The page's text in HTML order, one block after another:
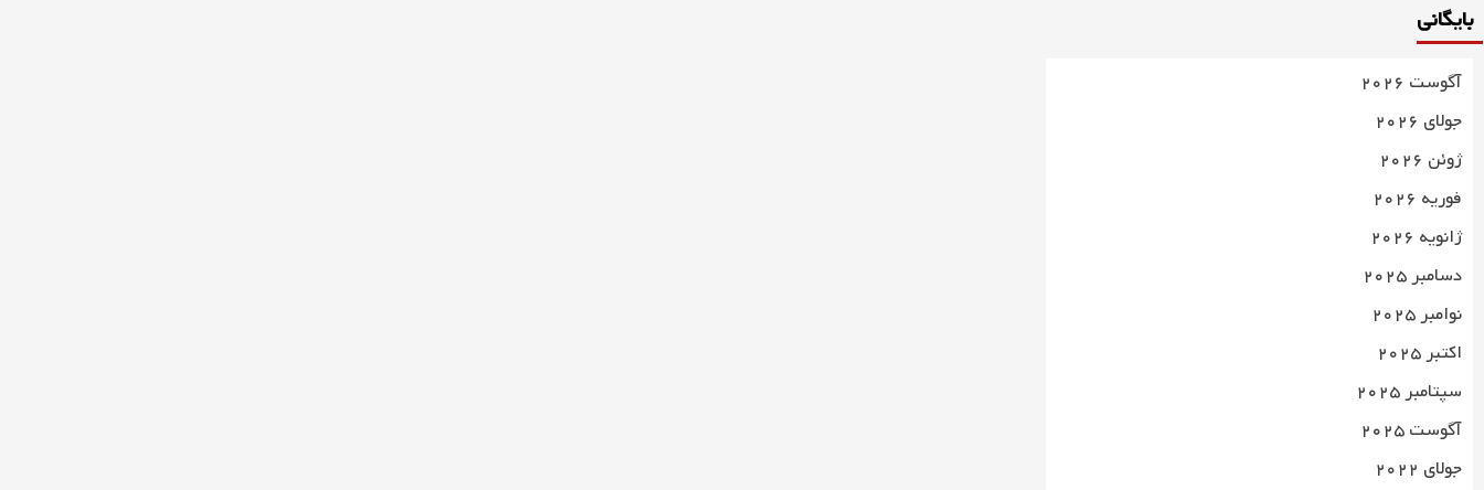
بایگانی
آگوست 2026
جولای 2026
ژوئن 2026
فوریه 2026
ژانویه 2026
دسامبر 2025
نوامبر 2025
اکتبر 2025
سپتامبر 2025
آگوست 2025
جولای 2022